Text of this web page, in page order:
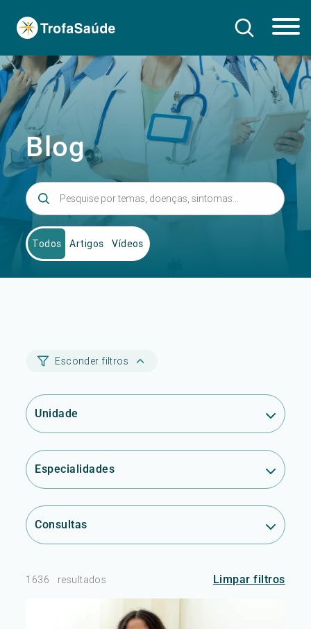
Blog
Todos Artigos Vídeos
Esconder filtros
Unidade
Especialidades
Consultas
1636 resultados Limpar filtros